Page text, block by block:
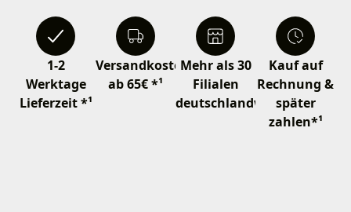
1-2
Werktage
Lieferzeit *¹
Versandkostenfrei
ab 65€ *¹
Mehr als 30
Filialen
deutschlandweit
Kauf auf
Rechnung &
später
zahlen*¹